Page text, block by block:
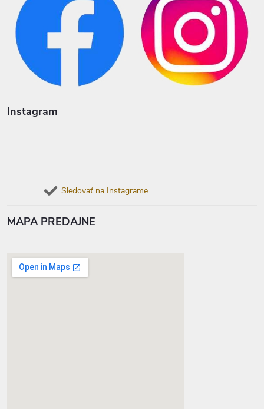
Instagram
Sledovať na Instagrame
MAPA PREDAJNE